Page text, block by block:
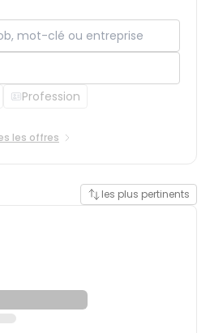
clé ou entreprise
Profession
les offres
les plus pertinents